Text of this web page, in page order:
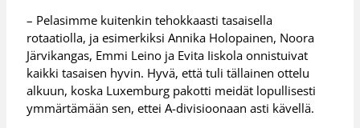
– Pelasimme kuitenkin tehokkaasti tasaisella
rotaatiolla, ja esimerkiksi Annika Holopainen, Noora
Järvikangas, Emmi Leino ja Evita Iiskola onnistuivat
kaikki tasaisen hyvin. Hyvä, että tuli tällainen ottelu
alkuun, koska Luxemburg pakotti meidät lopullisesti
ymmärtämään sen, ettei A-divisioonaan asti kävellä.